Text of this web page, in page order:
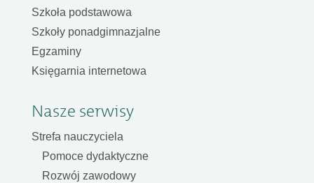
Szkoła podstawowa
Szkoły ponadgimnazjalne
Egzaminy
Księgarnia internetowa
Nasze serwisy
Strefa nauczyciela
Pomoce dydaktyczne
Rozwój zawodowy